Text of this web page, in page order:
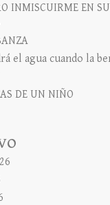
INMISCUIRME EN
el agua cuando la
DE UN NIÑO